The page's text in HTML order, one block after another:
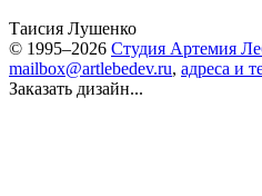
Таисия Лушенко
© 1995–2026 Студия Артемия
mailbox@artlebedev.ru, адреса и
Заказать дизайн...